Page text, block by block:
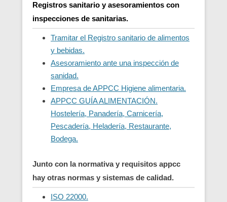
Registros sanitario y asesoramientos con
inspecciones de sanitarias.
Tramitar el Registro sanitario de alimentos
y bebidas.
Asesoramiento ante una inspección de
sanidad.
Empresa de APPCC Higiene alimentaria.
APPCC GUÍA ALIMENTACIÓN.
Hostelería, Panadería, Carnicería,
Pescadería, Heladería, Restaurante,
Bodega.
Junto con la normativa y requisitos appcc
hay otras normas y sistemas de calidad.
ISO 22000.